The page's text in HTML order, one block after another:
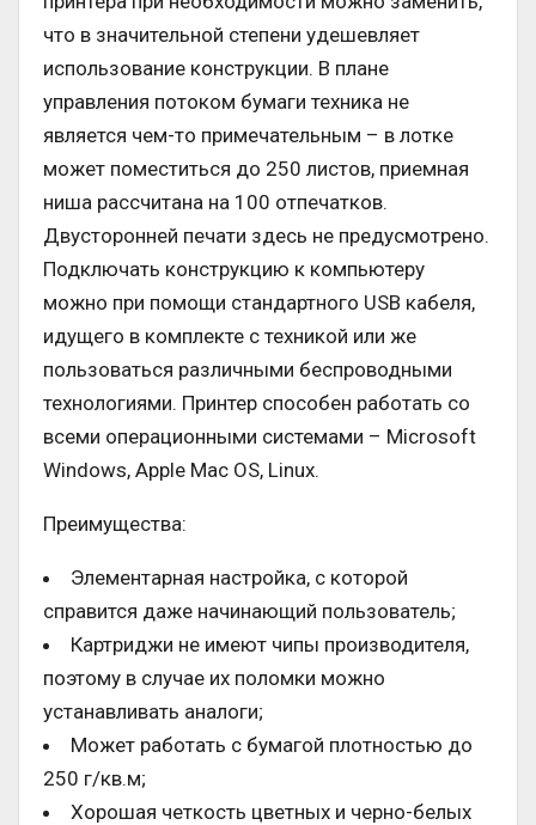
что в значительной степени удешевляет
использование конструкции. В плане
управления потоком бумаги техника не
является чем-то примечательным – в лотке
может поместиться до 250 листов, приемная
ниша рассчитана на 100 отпечатков.
Двусторонней печати здесь не предусмотрено.
Подключать конструкцию к компьютеру
можно при помощи стандартного USB кабеля,
идущего в комплекте с техникой или же
пользоваться различными беспроводными
технологиями. Принтер способен работать со
всеми операционными системами – Microsoft
Windows, Apple Mac OS, Linux.
Преимущества:
Элементарная настройка, с которой
справится даже начинающий пользователь;
Картриджи не имеют чипы производителя,
поэтому в случае их поломки можно
устанавливать аналоги;
Может работать с бумагой плотностью до
250 г/кв.м;
Хорошая четкость цветных и черно-белых